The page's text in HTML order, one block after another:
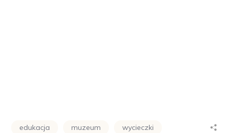
edukacja muzeum wycieczki